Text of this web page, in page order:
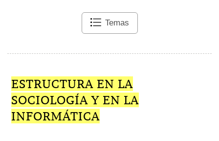
Temas
ESTRUCTURA EN LA
SOCIOLOGÍA Y EN LA
INFORMÁTICA